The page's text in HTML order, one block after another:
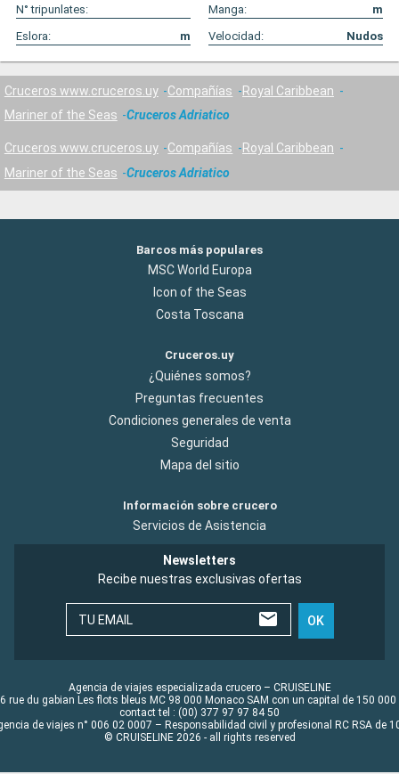
N° tripunlates:
Manga:
m
Eslora:
m Velocidad: Nudos
Cruceros www.cruceros.uy Compañías
Royal Caribbean
Mariner of the Seas
Cruceros Adriatico
Cruceros www.cruceros.uy Compañías
Royal Caribbean
Mariner of the Seas
Cruceros Adriatico
Barcos más populares
MSC World Europa
Icon of the Seas
Costa Toscana
Cruceros.uy
¿Quiénes somos?
Preguntas frecuentes
Condiciones generales de venta
Seguridad
Mapa del sitio
Información sobre crucero
Servicios de Asistencia
Newsletters
Recibe nuestras exclusivas ofertas
TU EMAIL OK
Agencia de viajes especializada crucero – CRUISELINE
rue du gabian Les flots bleus MC 98 000 Monaco SAM con un capital de 150 000
contact tel : (00) 377 97 97 84 50
de viajes n° 006 02 0007 – Responsabilidad civil y profesional RC RSA de
© CRUISELINE 2026 - all rights reserved